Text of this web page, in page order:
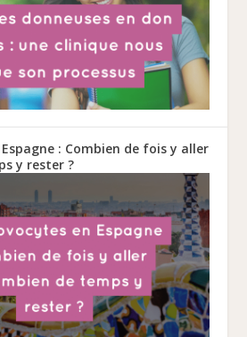
Espagne : Combien de fois y aller
y rester ?